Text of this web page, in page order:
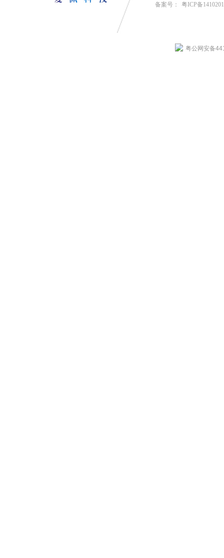
备案号：
粤ICP备
粤公网安备